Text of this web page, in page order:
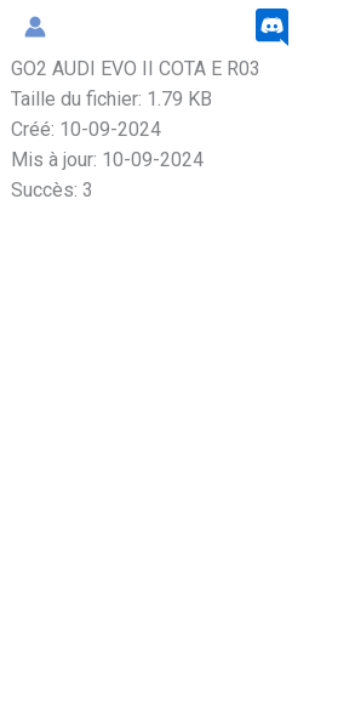
Aller
contenu
GO2 AUDI EVO II COTA E R03
Taille du fichier: 1.79 KB
Créé: 10-09-2024
Mis à jour: 10-09-2024
Succès: 3